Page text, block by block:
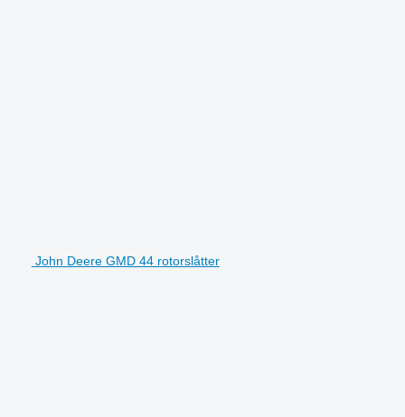
John Deere GMD 44 rotorslåtter